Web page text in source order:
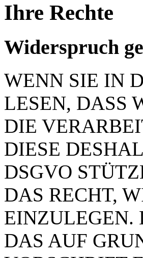
Ihre Rechte
Widerspruch
WENN SIE IN
LESEN, DASS
DIE
DIESE
DSGVO
DAS RECHT,
EINZULEGEN.
DAS AUF